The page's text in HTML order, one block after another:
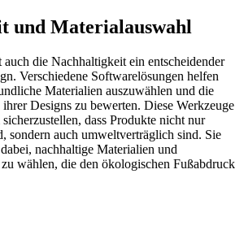
und Materialauswahl
die Nachhaltigkeit ein entscheidender
Verschiedene Softwarelösungen helfen
Materialien auszuwählen und die
Designs zu bewerten. Diese Werkzeuge
dass Produkte nicht nur
sondern auch umweltverträglich sind. Sie
nachhaltige Materialien und
wählen, die den ökologischen Fußabdruck